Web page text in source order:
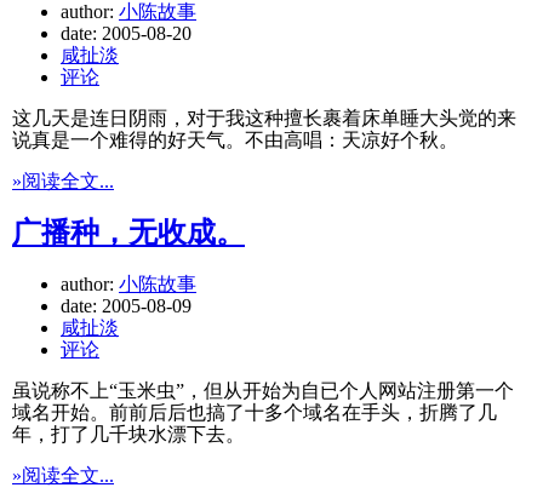
author: 小陈故事
date: 2005-08-20
咸扯淡
评论
这几天是连日阴雨，对于我这种擅长裹着床单睡大头觉的来
说真是一个难得的好天气。不由高唱：天凉好个秋。
»阅读全文...
广播种，无收成。
author: 小陈故事
date: 2005-08-09
咸扯淡
评论
虽说称不上“玉米虫”，但从开始为自已个人网站注册第一个
域名开始。前前后后也搞了十多个域名在手头，折腾了几
年，打了几千块水漂下去。
»阅读全文...